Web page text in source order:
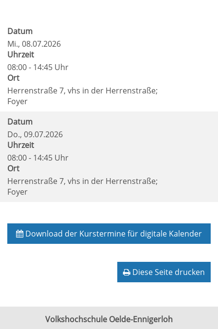
Datum
Mi., 08.07.2026
Uhrzeit
08:00 - 14:45 Uhr
Ort
Herrenstraße 7, vhs in der Herrenstraße;
Foyer
Datum
Do., 09.07.2026
Uhrzeit
08:00 - 14:45 Uhr
Ort
Herrenstraße 7, vhs in der Herrenstraße;
Foyer
Download der Kurstermine für digitale Kalender
Diese Seite drucken
Volkshochschule Oelde-Ennigerloh